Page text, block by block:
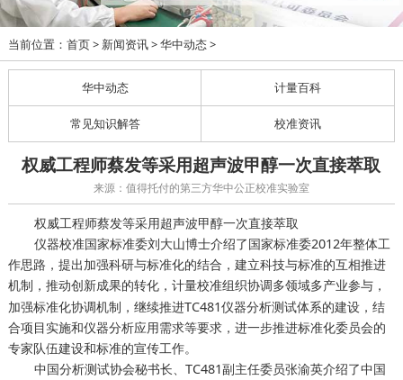
当前位置： 首页> 新闻资讯> 华中动态>
华中动态 计量百科
常见知识解答 校准资讯
权威工程师蔡发等采用超声波甲醇一次直接萃取
来源：值得托付的第三方华中公正校准实验室
权威工程师蔡发等采用超声波甲醇一次直接萃取
仪器校准国家标准委刘大山博士介绍了国家标准委2012年整体工
作思路，提出加强科研与标准化的结合，建立科技与标准的互相推进
机制，推动创新成果的转化， 计量校准组织协调多领域多产业参与，
加强标准化协调机制，继续推进TC481仪器分析测试体系的建设，结
合项目实施和仪器分析应用需求等要求，进一步推进标准化委员会的
专家队伍建设和标准的宣传工作。
中国分析测试协会秘书长、TC481副主任委员张渝英介绍了中国